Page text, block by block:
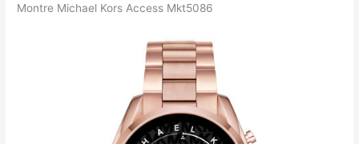
Montre Michael Kors Access Mkt5086